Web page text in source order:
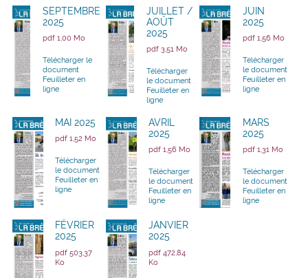
SEPTEMBRE
2025
pdf 1,00 Mo
Télécharger le
document
Feuilleter en
ligne
JUILLET /
AOÛT
2025
pdf 3,51 Mo
Télécharger
le document
Feuilleter en
ligne
JUIN
2025
pdf 1,56 Mo
Télécharger
le document
Feuilleter en
ligne
MAI 2025
pdf 1,52 Mo
Télécharger
le document
Feuilleter en
ligne
AVRIL
2025
pdf 1,56 Mo
Télécharger
le document
Feuilleter en
ligne
MARS
2025
pdf 1,31 Mo
Télécharger
le document
Feuilleter en
ligne
FÉVRIER
2025
pdf 503,37
Ko
JANVIER
2025
pdf 472,84
Ko